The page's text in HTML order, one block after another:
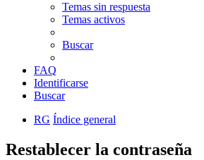
Temas sin respuesta
Temas activos
Buscar
FAQ
Identificarse
Buscar
RG Índice general
Restablecer la contraseña